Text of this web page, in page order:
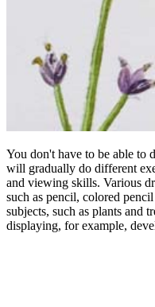
download:Nederlandstalige
Voorbeelden van creatieve
You don't have to be able to
will gradually do different
and viewing skills. Various
such as pencil, colored
subjects, such as plants and
displaying, for example,